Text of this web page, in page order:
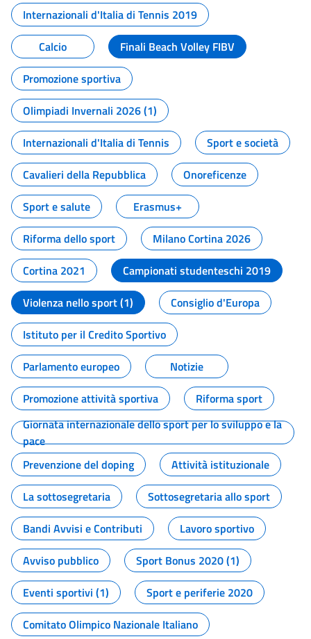
Internazionali d'Italia di Tennis 2019
Calcio
Finali Beach Volley FIBV
Promozione sportiva
Olimpiadi Invernali 2026 (1)
Internazionali d'Italia di Tennis
Sport e società
Cavalieri della Repubblica
Onoreficenze
Sport e salute
Erasmus+
Riforma dello sport
Milano Cortina 2026
Cortina 2021
Campionati studenteschi 2019
Violenza nello sport (1)
Consiglio d'Europa
Istituto per il Credito Sportivo
Parlamento europeo
Notizie
Promozione attività sportiva
Riforma sport
Giornata internazionale dello sport per lo sviluppo e la
pace
Prevenzione del doping
Attività istituzionale
La sottosegretaria
Sottosegretaria allo sport
Bandi Avvisi e Contributi
Lavoro sportivo
Avviso pubblico
Sport Bonus 2020 (1)
Eventi sportivi (1)
Sport e periferie 2020
Comitato Olimpico Nazionale Italiano